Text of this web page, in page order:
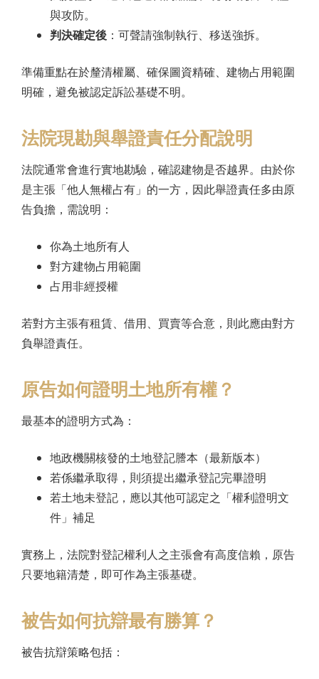
與攻防。
判決確定後 ：可聲請強制執行、移送強拆。
準備重點在於釐清權屬、確保圖資精確、建物占用範圍
明確，避免被認定訴訟基礎不明。
法院現勘與舉證責任分配說明
法院通常會進行實地勘驗，確認建物是否越界。由於你
是主張「他人無權占有」的一方，因此舉證責任多由原
告負擔，需說明：
你為土地所有人
對方建物占用範圍
占用非經授權
若對方主張有租賃、借用、買賣等合意，則此應由對方
負舉證責任。
原告如何證明土地所有權？
最基本的證明方式為：
地政機關核發的土地登記謄本（最新版本）
若係繼承取得，則須提出繼承登記完畢證明
若土地未登記，應以其他可認定之「權利證明文
件」補足
實務上，法院對登記權利人之主張會有高度信賴，原告
只要地籍清楚，即可作為主張基礎。
被告如何抗辯最有勝算？
被告抗辯策略包括：